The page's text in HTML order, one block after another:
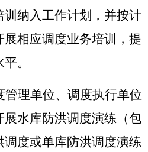
纳入工作计划，并按计
相应调度业务培训，提
。
理单位、调度执行单位
水库防洪调度演练（包
度或单库防洪调度演练